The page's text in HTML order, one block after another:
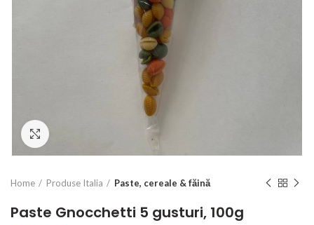
Home Produse Italia Paste, cereale & făină
Paste Gnocchetti 5 gusturi, 100g